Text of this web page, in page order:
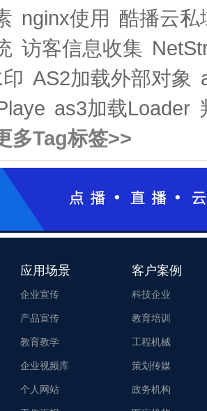
nginx使用 酷播云私
访客信息收集
AS2加载外部对象
as3加载Loader
多Tag标签>>
应用场景
企业宣传
产品宣传
教育教学
企业视频库
个人网站
客户案例
科技企业
教育培训
工程机械
策划传媒
政务机构